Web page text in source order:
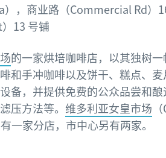
），商业路（Commercial Rd）
13 号铺
的一家烘培咖啡店，以其独树
和手冲咖啡以及饼干、糕点、
备，并提供免费的公众品尝和
压方法等。 维多利亚女皇市场
家分店，市中心另有两家。